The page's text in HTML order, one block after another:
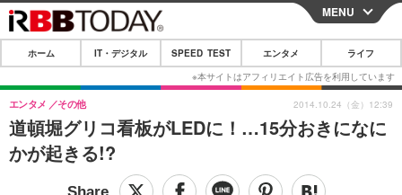
CLOSE
ホーム
IT・デジタル
IT・デジタルTOP スマートフォン
SPEED TEST
MENU
ホーム IT・デジタル SPEED TEST エンタメ ライフ
道頓堀グリコ看板がLEDに！…15分おきになに
かが起きる!?
エンタメ その他 2014.10.24（金）12:39